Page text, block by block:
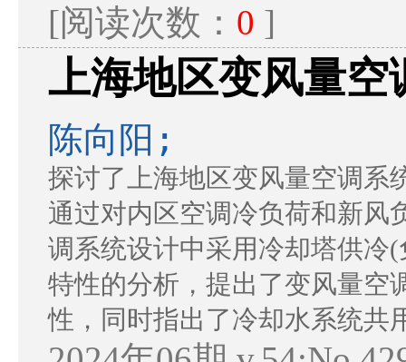
[阅读次数： 0 ]
上海地区变风量空
陈向阳;
探讨了上海地区变风量空调系
通过对内区空调冷负荷和新风
调系统设计中采用冷却塔供冷
特性的分析，提出了变风量空
性，同时指出了冷却水系统共